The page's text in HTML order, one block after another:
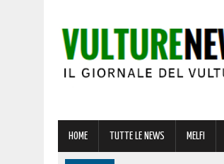
HOME TUTTE LE NEWS MELFI